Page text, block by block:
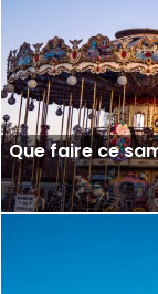
Que faire ce